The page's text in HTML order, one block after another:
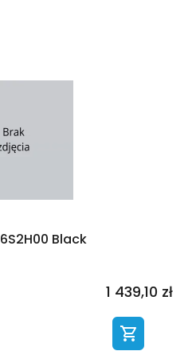
Black
1 439,10 zł